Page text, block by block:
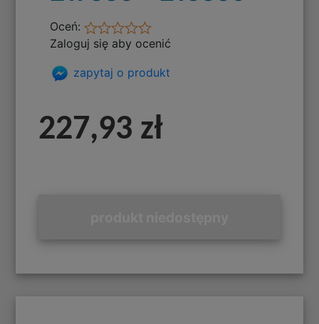
Oceń:
Zaloguj się aby ocenić
zapytaj o produkt
227,93 zł